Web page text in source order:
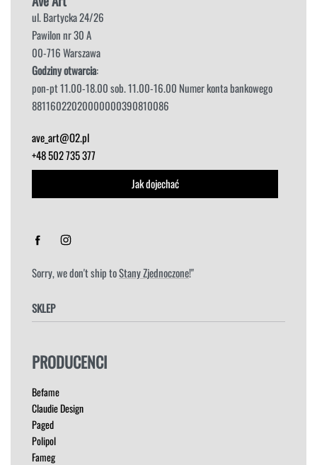
ul. Bartycka 24/26
Pawilon nr 30 A
00-716 Warszawa
Godziny otwarcia:
pon-pt 11.00-18.00 sob. 11.00-16.00 Numer konta bankowego
88116022020000000390810086
ave_art@O2.pl
+48 502 735 377
Jak dojechać
Sorry, we don't ship toStany Zjednoczone!"
SKLEP
HOKERY
ŁÓŻKA
MEBLE RTV
NAROŻNIKI
OUTLET
PRODUCENCI
Befame
Claudie Design
Paged
Polipol
Fameg